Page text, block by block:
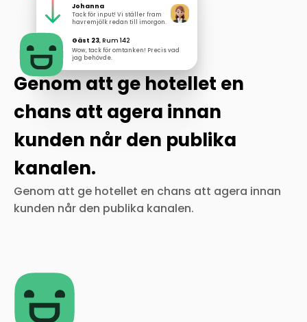
Johanna
Tack för input! Vi ställer fram
havremjölk redan till imorgon.
Gäst 23, Rum 142
Wow, tack för omtanken! Precis vad
jag behövde.
Genom att ge hotellet en
chans att agera innan
kunden når den publika
kanalen.
Genom att ge hotellet en chans att agera innan
kunden når den publika kanalen.